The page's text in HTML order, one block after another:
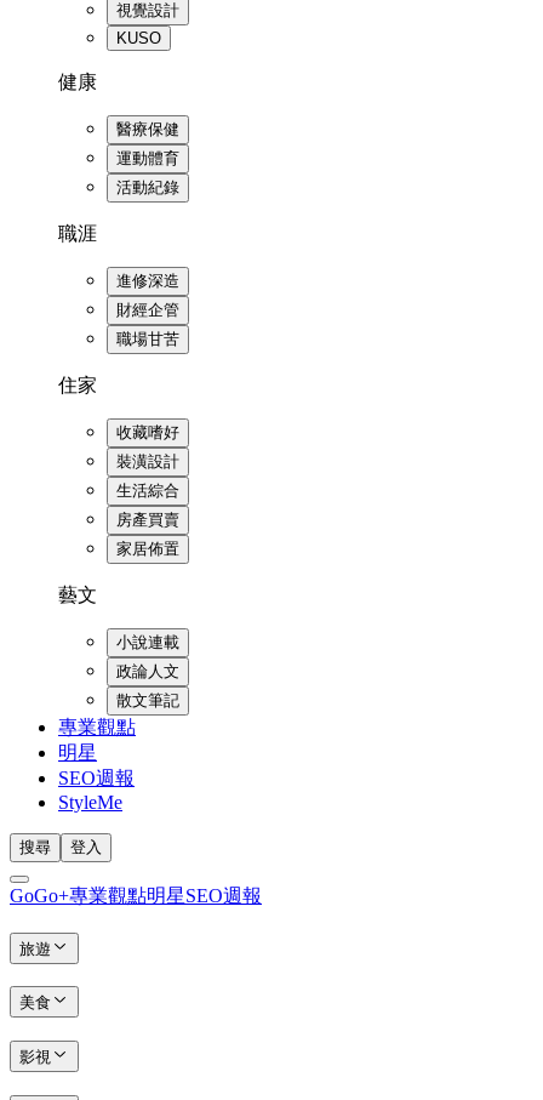
視覺設計
KUSO
健康
醫療保健
運動體育
活動紀錄
職涯
進修深造
財經企管
職場甘苦
住家
收藏嗜好
裝潢設計
生活綜合
房產買賣
家居佈置
藝文
小說連載
政論人文
散文筆記
專業觀點
明星
SEO週報
StyleMe
搜尋 登入
GoGo+專業觀點明星SEO週報
旅遊
美食
影視